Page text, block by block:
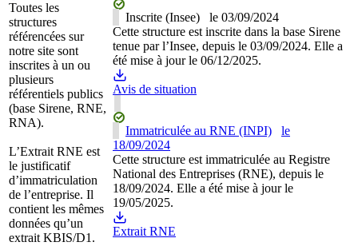
Toutes les
structures
référencées sur
notre site sont
inscrites à un ou
plusieurs
référentiels publics
(base Sirene, RNE,
RNA).
L’Extrait RNE est
le justificatif
d’immatriculation
de l’entreprise. Il
contient les mêmes
données qu’un
extrait KBIS/D1.
Inscrite (Insee) le 03/09/2024
Cette structure est inscrite dans la base Sirene
tenue par l’Insee, depuis le 03/09/2024. Elle a
été mise à jour le 06/12/2025.
Avis de situation
Immatriculée au RNE (INPI)
le
18/09/2024
Cette structure est immatriculée au Registre
National des Entreprises (RNE), depuis le
18/09/2024. Elle a été mise à jour le
19/05/2025.
Extrait RNE